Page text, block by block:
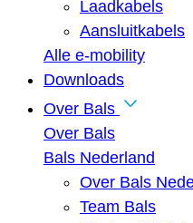
Laadkabels
Aansluitkabels
Alle e-mobility
Downloads
Over Bals
Over Bals
Bals Nederland
Over Bals
Team Bals